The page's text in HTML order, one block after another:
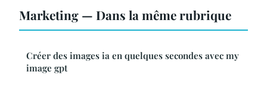
Marketing — Dans la même rubrique
Créer des images ia en quelques secondes avec my
image gpt